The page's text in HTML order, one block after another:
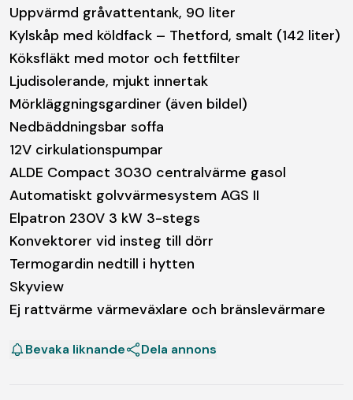
Uppvärmd gråvattentank, 90 liter
Kylskåp med köldfack – Thetford, smalt (142 liter)
Köksfläkt med motor och fettfilter
Ljudisolerande, mjukt innertak
Mörkläggningsgardiner (även bildel)
Nedbäddningsbar soffa
12V cirkulationspumpar
ALDE Compact 3030 centralvärme gasol
Automatiskt golvvärmesystem AGS II
Elpatron 230V 3 kW 3-stegs
Konvektorer vid insteg till dörr
Termogardin nedtill i hytten
Skyview
Ej rattvärme värmeväxlare och bränslevärmare
Bevaka liknande Dela annons